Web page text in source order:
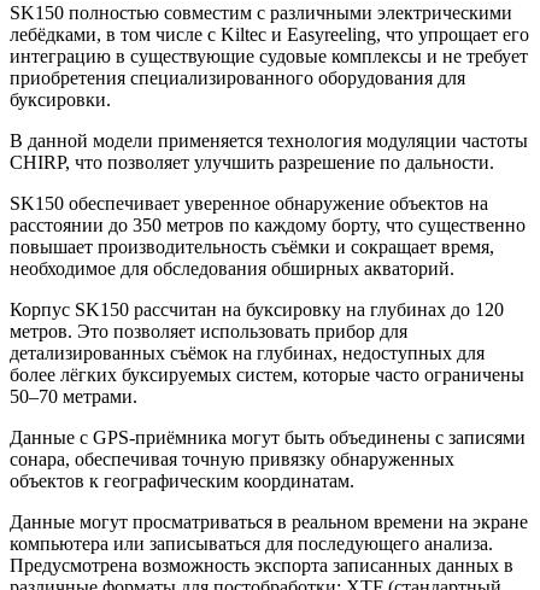
SK150 полностью совместим с различными электрическими
лебёдками, в том числе с Kiltec и Easyreeling, что упрощает его
интеграцию в существующие судовые комплексы и не требует
приобретения специализированного оборудования для
буксировки.
В данной модели применяется технология модуляции частоты
CHIRP, что позволяет улучшить разрешение по дальности.
SK150 обеспечивает уверенное обнаружение объектов на
расстоянии до 350 метров по каждому борту, что существенно
повышает производительность съёмки и сокращает время,
необходимое для обследования обширных акваторий.
Корпус SK150 рассчитан на буксировку на глубинах до 120
метров. Это позволяет использовать прибор для
детализированных съёмок на глубинах, недоступных для
более лёгких буксируемых систем, которые часто ограничены
50–70 метрами.
Данные с GPS-приёмника могут быть объединены с записями
сонара, обеспечивая точную привязку обнаруженных
объектов к географическим координатам.
Данные могут просматриваться в реальном времени на экране
компьютера или записываться для последующего анализа.
Предусмотрена возможность экспорта записанных данных в